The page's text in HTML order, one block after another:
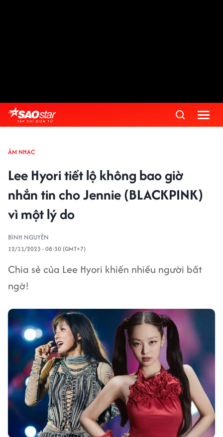
ÂM NHẠC
Lee Hyori tiết lộ không bao giờ
nhắn tin cho Jennie (BLACKPINK)
vì một lý do
BÌNH NGUYÊN
12/11/2023 - 08:30 (GMT+7)
Chia sẻ của Lee Hyori khiến nhiều người bất
ngờ!